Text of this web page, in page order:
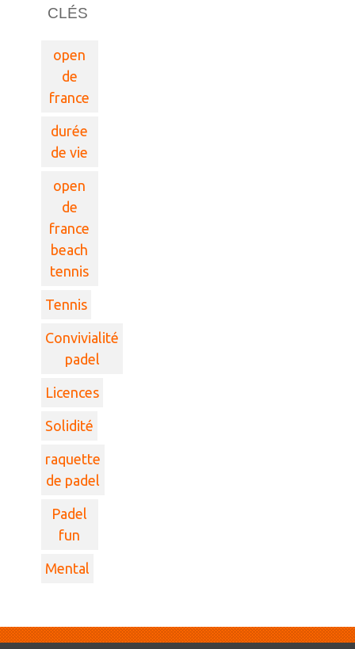
CLÉS
open
de
france
durée
de vie
open
de
france
beach
tennis
Tennis
Convivialité
padel
Licences
Solidité
raquette
de padel
Padel
fun
Mental